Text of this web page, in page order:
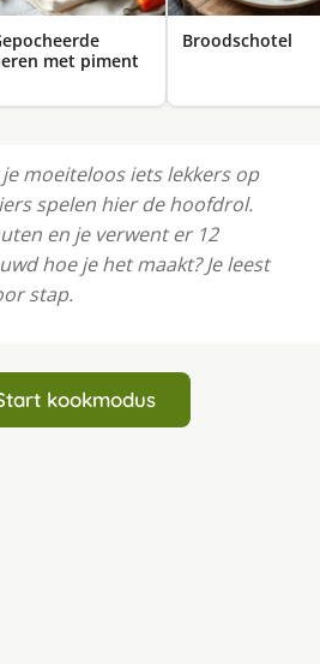
met piment
Broodschotel
moeiteloos iets lekkers op
spelen hier de hoofdrol.
en je verwent er 12
hoe je het maakt? Je leest
stap.
kookmodus